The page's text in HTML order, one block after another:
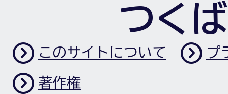
つく
このサイトについて プ
著作権